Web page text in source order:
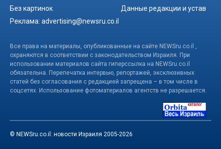
Без картинок
Данные редакции и устав
Реклама: advertising@newsru.co.il
Все права на материалы, опубликованные на сайте NEWSru.co.il ,
охраняются в соответствии с законодательством Израиля. При
использовании материалов сайта гиперссылка на NEWSru.co.il
обязательна. Перепечатка интервью, репортажей, эксклюзивных
статей без согласования с редакцией запрещена – в том числе в
соцсетях. Использование фотоматериалов агентств не разрешается.
© NEWSru.co.il: новости Израиля 2005-2026